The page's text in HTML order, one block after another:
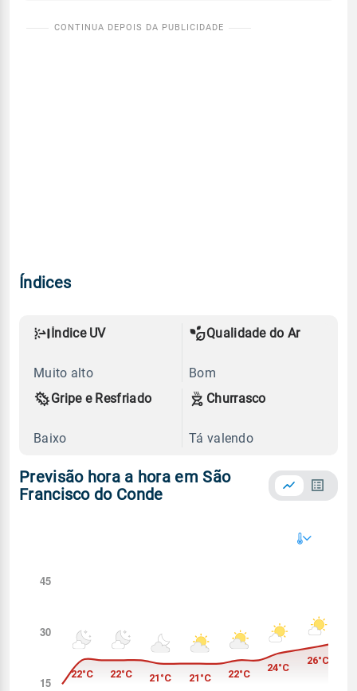
Índices
Índice UV
Muito alto
Qualidade do Ar
Bom
Gripe e Resfriado
Baixo
Churrasco
Tá valendo
Previsão hora a hora em São
Francisco do Conde